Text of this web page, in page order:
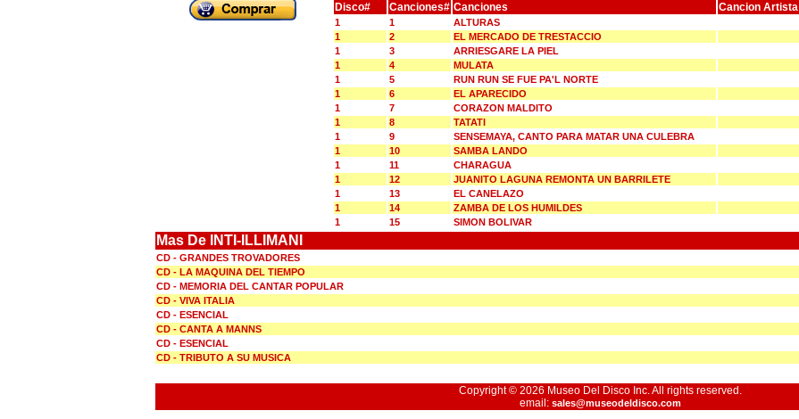
Disco# Canciones# Canciones Cancion Artista
1 1
ALTURAS
1
2
EL MERCADO DE TRESTACCIO
1
3
ARRIESGARE LA PIEL
1
4
MULATA
1
5
RUN RUN SE FUE PA'L NORTE
1
6
EL APARECIDO
1
7
CORAZON MALDITO
1
8
TATATI
1
9
SENSEMAYA, CANTO PARA MATAR UNA CULEBRA
1
10
SAMBA LANDO
1
11
CHARAGUA
1
12
JUANITO LAGUNA REMONTA UN BARRILETE
1
13
EL CANELAZO
1
14
ZAMBA DE LOS HUMILDES
1
15 SIMON BOLIVAR
Mas De INTI-ILLIMANI
CD - GRANDES TROVADORES
CD - LA MAQUINA DEL TIEMPO
CD - MEMORIA DEL CANTAR POPULAR
CD - VIVA ITALIA
CD - ESENCIAL
CD - CANTA A MANNS
CD - ESENCIAL
CD - TRIBUTO A SU MUSICA
Copyright © 2026 Museo Del Disco Inc. All rights reserved.
email: sales@museodeldisco.com